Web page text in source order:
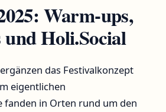
Warm-ups,
Holi.Social
das Festivalkonzept
eigentlichen
fanden in Orten rund um den